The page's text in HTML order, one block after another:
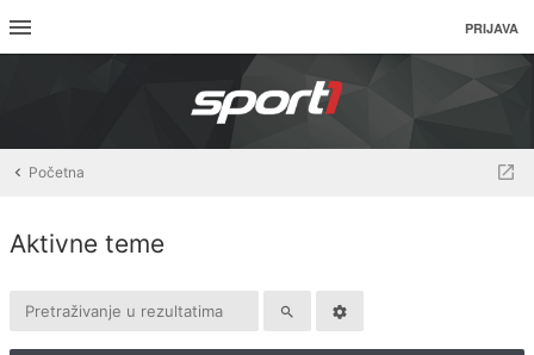
PRIJAVA
Početna
Aktivne teme